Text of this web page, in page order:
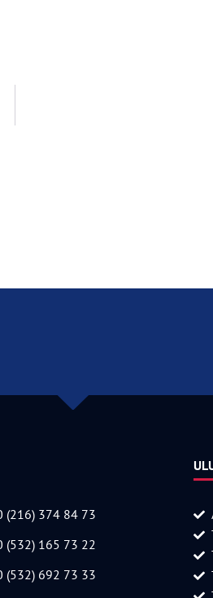
(216) 374 84 73
(532) 165 73 22
(532) 692 73 33